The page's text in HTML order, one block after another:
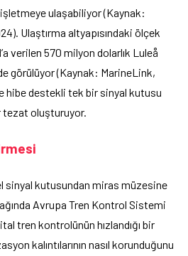
işletmeye ulaşabiliyor (Kaynak:
Ulaştırma altyapısındaki ölçek
verilen 570 milyon dolarlık Luleå
görülüyor (Kaynak: MarineLink,
hibe destekli tek bir sinyal kutusu
oluşturuyor.
sinyal kutusundan miras müzesine
Avrupa Tren Kontrol Sistemi
tren kontrolünün hızlandığı bir
kalıntılarının nasıl korunduğunu